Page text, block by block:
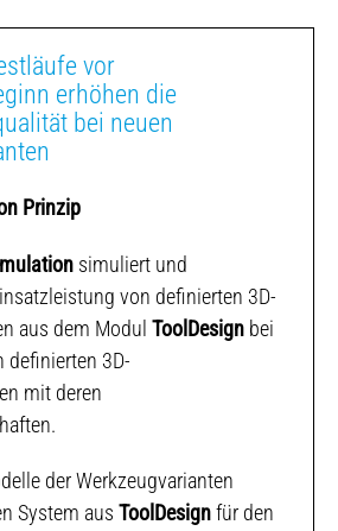
vor Ort – Seminar-Planung
Gewindetechnologie
Strategie mit
Gewindetechnologie und
vor
erhöhen die
bei neuen
Prinzip
simuliert und
von definierten 3D-
aus dem Modul ToolDesign bei
definierten 3D-
mit deren
der Werkzeugvarianten
System aus ToolDesignfür den